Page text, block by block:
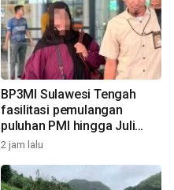
BP3MI Sulawesi Tengah
fasilitasi pemulangan
puluhan PMI hingga Juli
2026
2 jam lalu